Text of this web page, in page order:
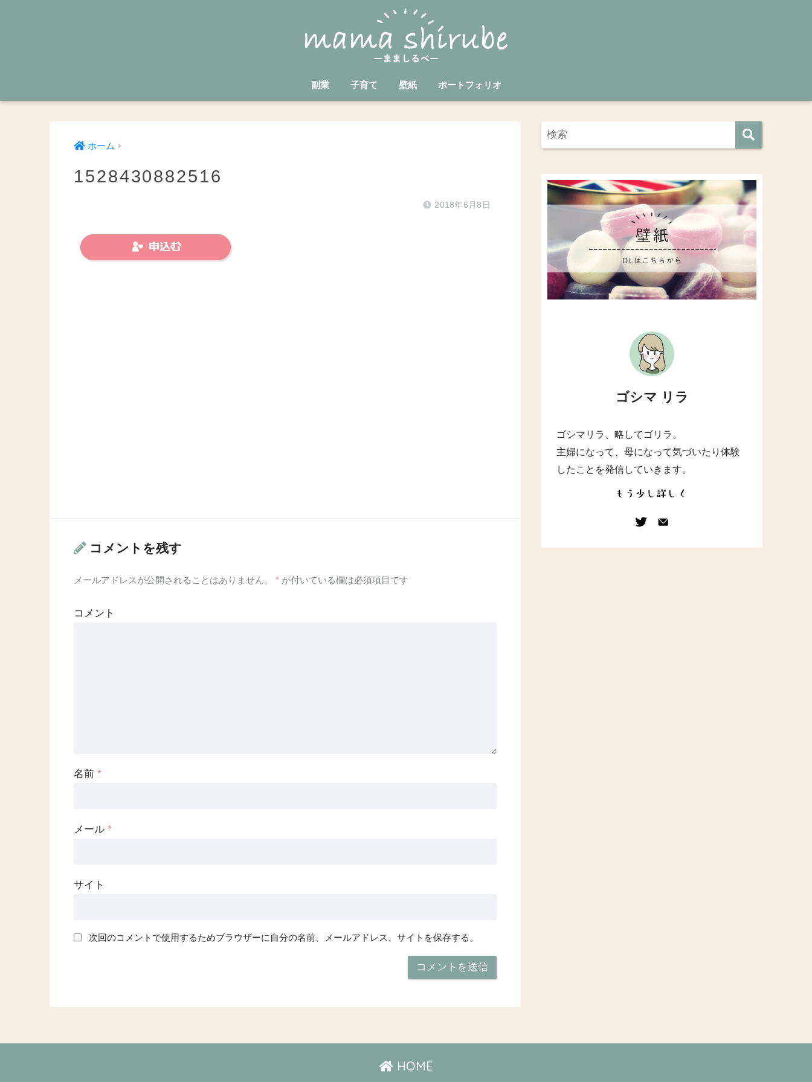
副業 子育て 壁紙 ポートフォリオ
ホーム
1528430882516
2018年6月8日
コメントを残す
メールアドレスが公開されることはありません。 * が付いている欄は必須項目です
コメント
名前 *
メール *
サイト
次回のコメントで使用するためブラウザーに自分の名前、メールアドレス、サイトを保存する。
ゴシマ リラ
ゴシマリラ、略してゴリラ。
主婦になって、母になって気づいたり体験
したことを発信していきます。
HOME